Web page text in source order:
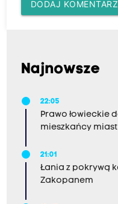
DODAJ KOMENTARZ
Najnowsze
22:05
Prawo łowieckie
mieszkańcy miast
21:01
Łania z pokrywą
Zakopanem